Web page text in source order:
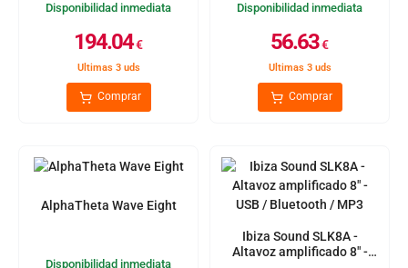
Disponibilidad inmediata
194.04€
Ultimas 3 uds
Comprar
Disponibilidad inmediata
56.63€
Ultimas 3 uds
Comprar
AlphaTheta Wave Eight
Disponibilidad inmediata
Ibiza Sound SLK8A -
Altavoz amplificado 8" -